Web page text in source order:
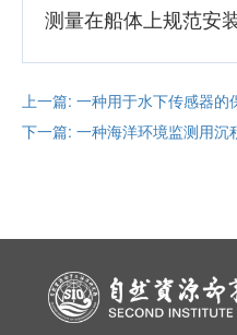
测量在船体上规范安装
上一篇: 一种用于水下传感器的
下一篇: 一种海洋环境监测用